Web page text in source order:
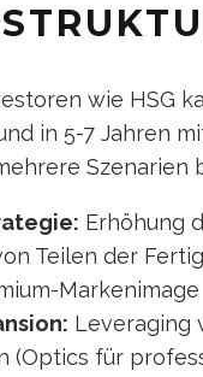
wie HSG
in 5-7 Jahren
Szenarien
Erhöhung
Teilen der
Markenimage
Leveraging
(Optics für